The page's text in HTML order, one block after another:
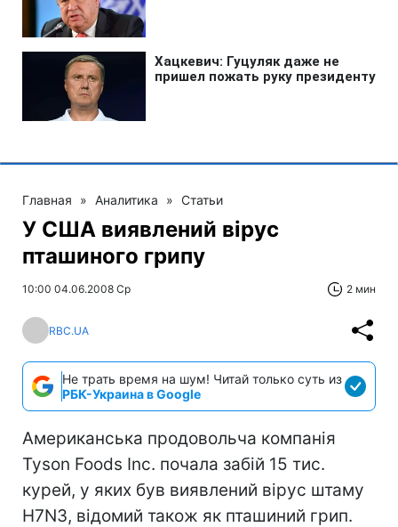
Главная » Аналитика » Статьи
У США виявлений вірус
пташиного грипу
10:00 04.06.2008 Ср 2 мин
RBC.UA
Не трать время на шум! Читай только суть из
РБК-Украина в Google
Американська продовольча компанія
Tyson Foods Inc. почала забій 15 тис.
курей, у яких був виявлений вірус штаму
H7N3, відомий також як пташиний грип.